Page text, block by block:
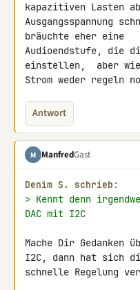
kapazitiven Lasten
Ausgangsspannung
bräuchte eher eine
Audioendstufe, die
einstellen,  aber
Strom weder regeln
Antwort
M ManfredGast
Denim S. schrieb:
> Kennt denn
DAC mit I2C
Mache Dir Gedanken
I2C, dann hat sich
schnelle Regelung